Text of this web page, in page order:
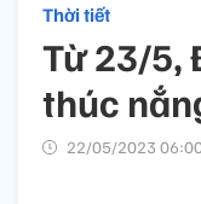
Thời tiết
Từ 23/5,
thúc
22/05/2023